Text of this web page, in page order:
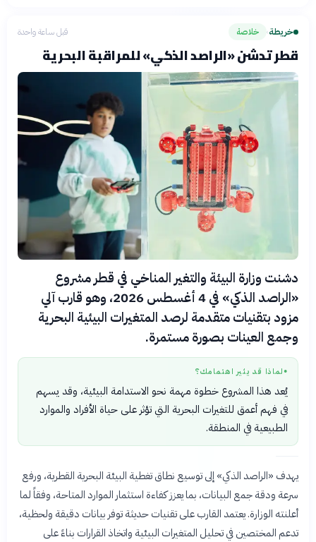
خريطة› خلاصة قبل ساعة واحدة
قطر تدشن «الراصد الذكي» للمراقبة البحرية
دشنت وزارة البيئة والتغير المناخي في قطر مشروع
«الراصد الذكي» في 4 أغسطس 2026، وهو قارب آلي
مزود بتقنيات متقدمة لرصد المتغيرات البيئية البحرية
وجمع العينات بصورة مستمرة.
● لماذا قد يثير اهتمامك؟
يُعد هذا المشروع خطوة مهمة نحو الاستدامة البيئية، وقد يسهم
في فهم أعمق للتغيرات البحرية التي تؤثر على حياة الأفراد والموارد
الطبيعية في المنطقة.
يهدف «الراصد الذكي» إلى توسيع نطاق تغطية البيئة البحرية القطرية، ورفع
سرعة ودقة جمع البيانات، بما يعزز كفاءة استثمار الموارد المتاحة، وفقاً لما
أعلنته الوزارة. يعتمد القارب على تقنيات حديثة توفر بيانات دقيقة ولحظية،
تدعم المختصين في تحليل المتغيرات البيئية واتخاذ القرارات بناءً على